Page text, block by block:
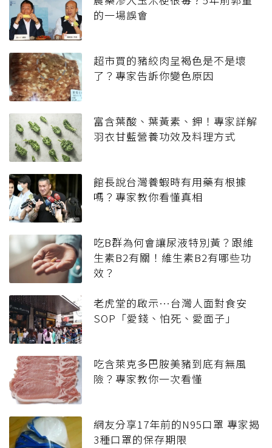
的一場誤會
超市買的豬絞肉呈褐色是不是壞
了？專家告訴你變色原因
富含葉酸、葉黃素、鉀！專家詳解
羽衣甘藍營養功效及料理方式
館長說台灣養蝦時有用藥有根據
嗎？專家教你看懂真相
吃B群為何會讓尿液特別黃？跟維
生素B2有關！維生素B2有哪些功
效？
老虎堂的啟示…台灣人面對食安
SOP「愛錢、怕死、愛面子」
吃含萊克多巴胺美豬到底有無風
險？專家教你一次看懂
網友分享17年前的N95口罩 專家揭
3種口罩的保存期限